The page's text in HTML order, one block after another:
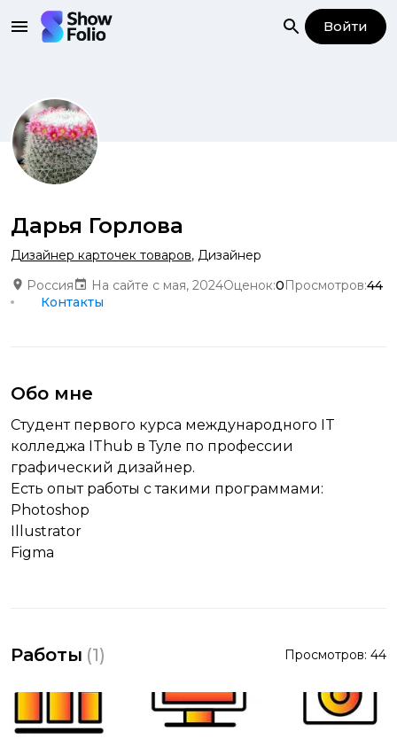
Войти
Дарья Горлова
Дизайнер карточек товаров, Дизайнер
Россия
На сайте с мая, 2024Оценок:0Просмотров:44
Контакты
Обо мне
Студент первого курса международного IT
колледжа IThub в Туле по профессии
графический дизайнер.
Есть опыт работы с такими программами:
Photoshop
Illustrator
Figma
Работы (1) Просмотров: 44